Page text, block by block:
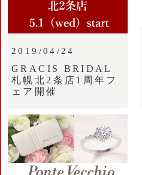
2019/04/24
GRACIS BRIDAL
札幌北2条店1周年フ
ェア開催